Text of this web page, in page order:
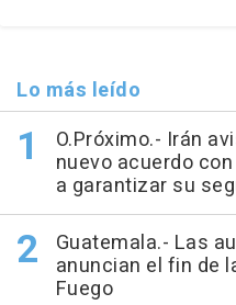
Lo más leído
O.Próximo.- Irán
nuevo acuerdo
a garantizar su
Guatemala.- Las
anuncian el fin de
Fuego